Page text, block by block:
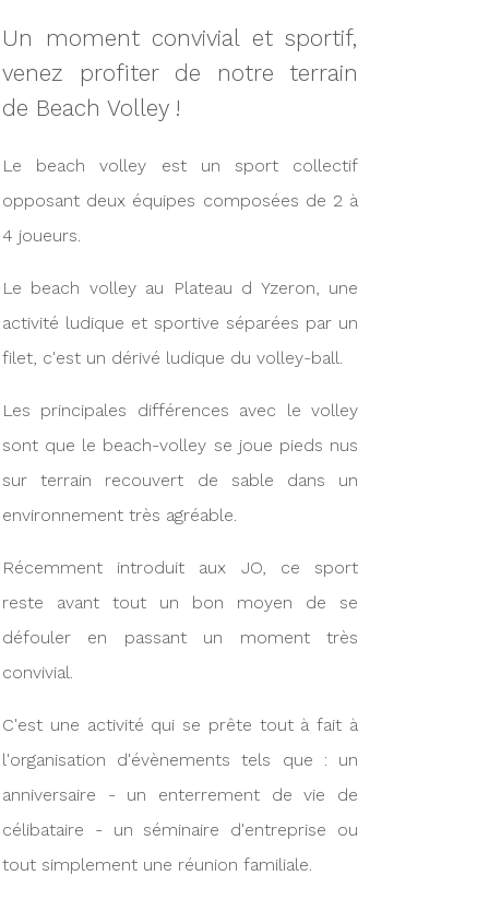
Un moment convivial et sportif,
venez profiter de notre terrain
de Beach Volley !
Le beach volley est un sport collectif
opposant deux équipes composées de 2 à
4 joueurs.
Le beach volley au Plateau d Yzeron, une
activité ludique et sportive séparées par un
filet, c'est un dérivé ludique du volley-ball.
Les principales différences avec le volley
sont que le beach-volley se joue pieds nus
sur terrain recouvert de sable dans un
environnement très agréable.
Récemment introduit aux JO, ce sport
reste avant tout un bon moyen de se
défouler en passant un moment très
convivial.
C'est une activité qui se prête tout à fait à
l'organisation d'évènements tels que : un
anniversaire - un enterrement de vie de
célibataire - un séminaire d'entreprise ou
tout simplement une réunion familiale.